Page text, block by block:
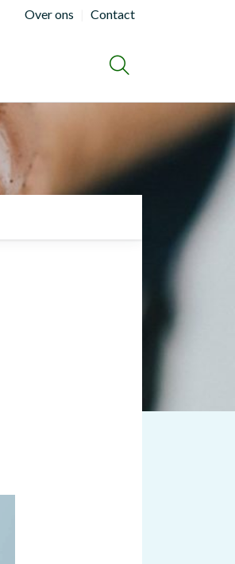
Over ons Contact
ZOEKEN